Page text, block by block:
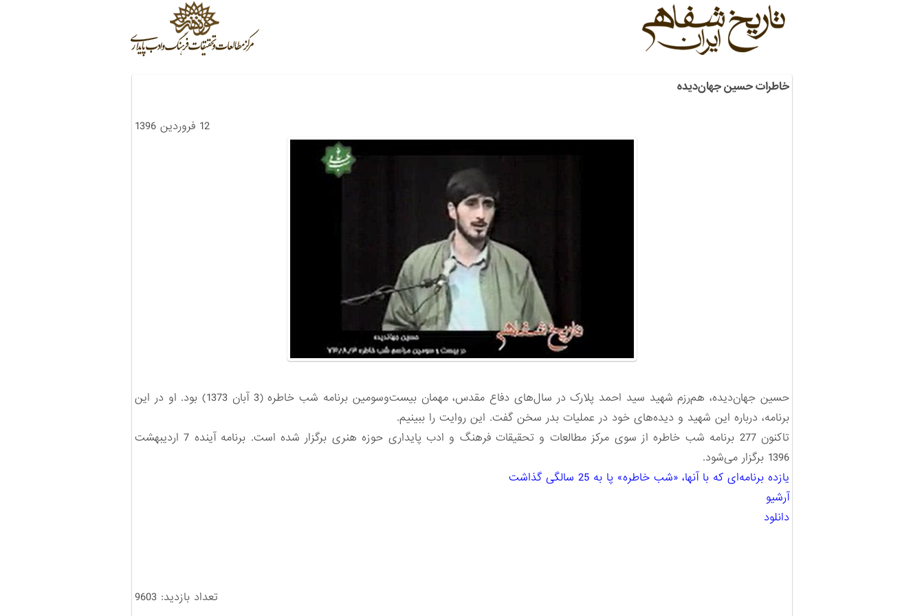
خاطرات حسین جهان‌دیده
12 فروردین 1396
حسین جهان‌دیده، هم‌رزم شهید سید احمد پلارک در سال‌های دفاع مقدس، مهمان بیست‌وسومین برنامه شب خاطره (3 آبان 1373) بود. او در این
برنامه، درباره این شهید و دیده‌های خود در عملیات بدر سخن گفت. این روایت را ببینیم.
تاکنون 277 برنامه شب خاطره از سوی مرکز مطالعات و تحقیقات فرهنگ و ادب پایداری حوزه هنری برگزار شده است. برنامه آینده 7 اردیبهشت
1396 برگزار می‌شود.
یازده برنامه‌ای که با آنها، «شب خاطره» پا به 25 سالگی گذاشت
آرشیو
دانلود
تعداد بازدید: 9603